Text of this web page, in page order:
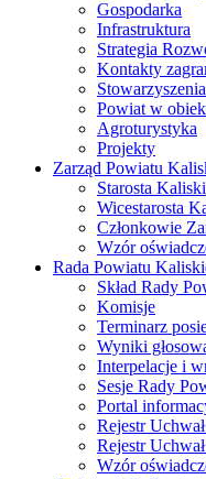
Gospodarka
Infrastruktura
Strategia
Kontakty
Powiat w
Agroturystyka
Projekty
Zarząd Powiatu
Starosta Kaliski
Wicestarosta
Członkowie
Wzór
Rada Powiatu
Skład Rady
Komisje
Terminarz
Wyniki
Interpelacje i
Sesje Rady
Portal
Rejestr
Rejestr
Wzór